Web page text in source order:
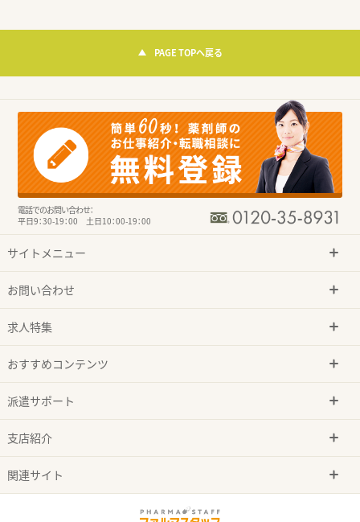
PAGE TOPへ戻る
電話でのお問い合わせ：
平日9：30-19：00 土日10：00-19：00
サイトメニュー
お問い合わせ
求人特集
おすすめコンテンツ
派遣サポート
支店紹介
関連サイト